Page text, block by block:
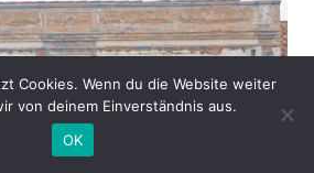
Cookies. Wenn du die Website weiter
von deinem Einverständnis aus.
OK